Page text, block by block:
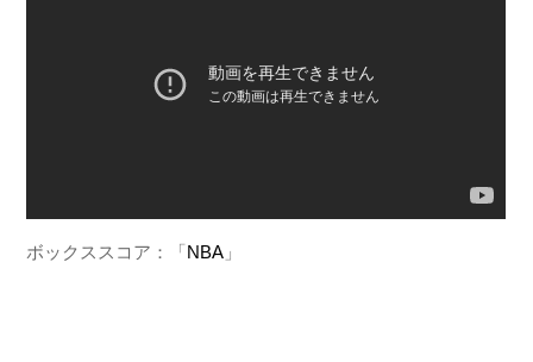
ボックススコア：「NBA 」